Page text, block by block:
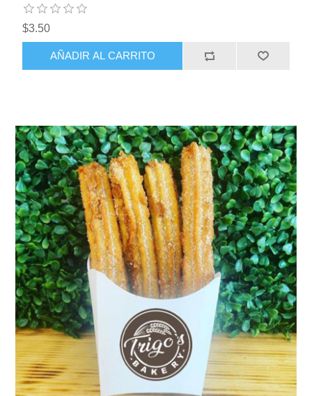
$3.50